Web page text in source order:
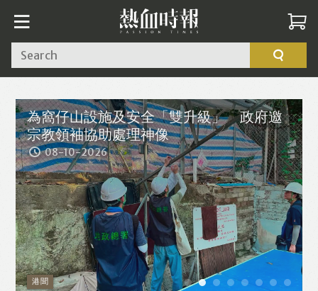
Search
為窩仔山設施及安全「雙升級」 政府邀
宗教領袖協助處理神像
港聞
08-10-2026